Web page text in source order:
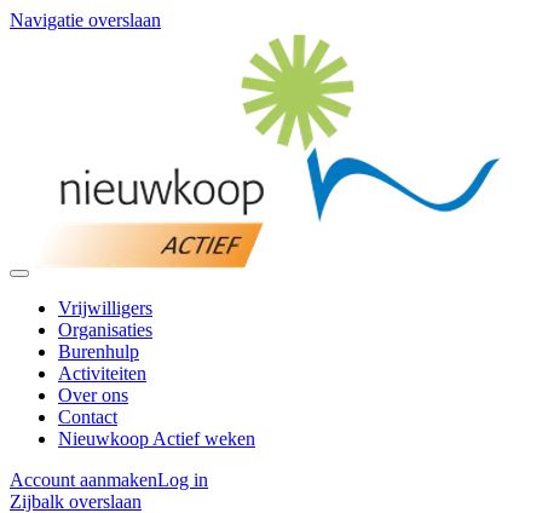
Navigatie overslaan
Vrijwilligers
Organisaties
Burenhulp
Activiteiten
Over ons
Contact
Nieuwkoop Actief weken
Account aanmakenLog in
Zijbalk overslaan